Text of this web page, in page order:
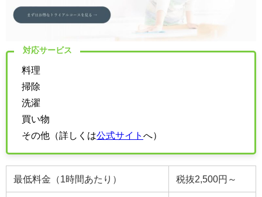
対応サービス
料理
掃除
洗濯
買い物
その他（詳しくは公式サイト へ）
最低料金（1時間あたり） 税抜2,500円～